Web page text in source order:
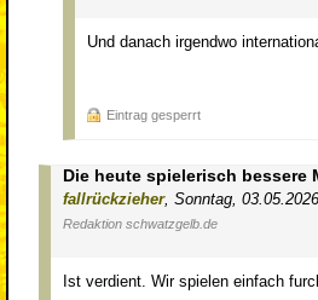
Und danach irgendwo
Eintrag gesperrt
Die heute spielerisch bessere
fallrückzieher, Sonntag,
Redaktion schwatzgelb.de
Ist verdient. Wir spielen einfach